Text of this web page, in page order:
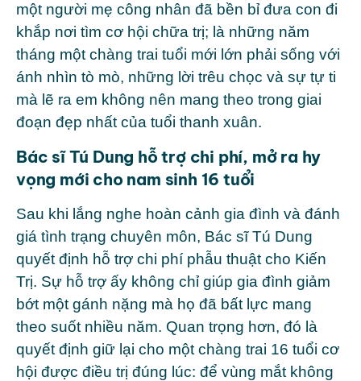
một người mẹ công nhân đã bền bỉ đưa con đi
khắp nơi tìm cơ hội chữa trị; là những năm
tháng một chàng trai tuổi mới lớn phải sống với
ánh nhìn tò mò, những lời trêu chọc và sự tự ti
mà lẽ ra em không nên mang theo trong giai
đoạn đẹp nhất của tuổi thanh xuân.
Bác sĩ Tú Dung hỗ trợ chi phí, mở ra hy
vọng mới cho nam sinh 16 tuổi
Sau khi lắng nghe hoàn cảnh gia đình và đánh
giá tình trạng chuyên môn, Bác sĩ Tú Dung
quyết định hỗ trợ chi phí phẫu thuật cho Kiến
Trị. Sự hỗ trợ ấy không chỉ giúp gia đình giảm
bớt một gánh nặng mà họ đã bất lực mang
theo suốt nhiều năm. Quan trọng hơn, đó là
quyết định giữ lại cho một chàng trai 16 tuổi cơ
hội được điều trị đúng lúc: để vùng mắt không